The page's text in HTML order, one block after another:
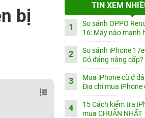
bị
TIN XEM
1
So sánh OPPO
16: Máy nào mạnh
2
So sánh iPhone
Có đáng nâng cấp?
3
Mua iPhone cũ ở
Địa chỉ mua iPhone
4
15 Cách kiểm tra
mua CHUẨN NHẤT